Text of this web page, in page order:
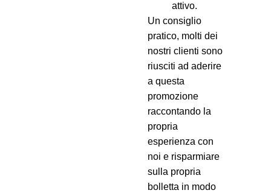
attivo.
Un consiglio
pratico, molti dei
nostri clienti sono
riusciti ad aderire
a questa
promozione
raccontando la
propria
esperienza con
noi e risparmiare
sulla propria
bolletta in modo